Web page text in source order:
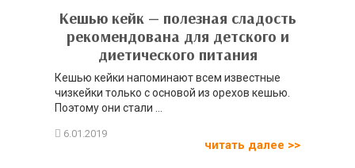
Кешью кейк — полезная сладость
рекомендована для детского и
диетического питания
Кешью кейки напоминают всем известные
чизкейки только с основой из орехов кешью.
Поэтому они стали ...
читать далее >>